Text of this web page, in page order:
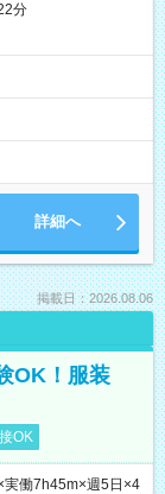
分
詳細へ
掲載日：2026.08.06
OK！服装
OK
働7h45m×週5日×4